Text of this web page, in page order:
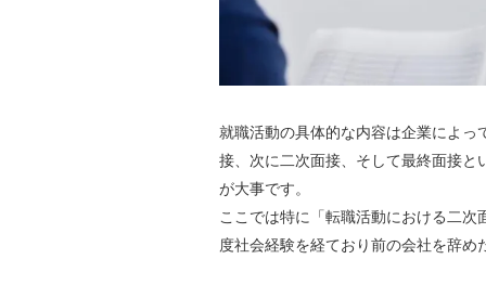
就職活動の具体的な内容は企業によ
接、次に二次面接、そして最終面接
が大事です。
ここでは特に「転職活動における二
度社会経験を経ており前の会社を辞